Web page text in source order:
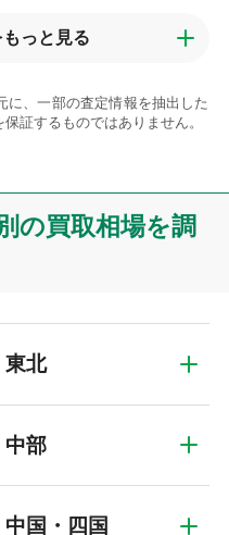
もっと見る
に、一部の査定情報を抽出した
証するものではありません。
の買取相場を調
東北
中部
中国・四国